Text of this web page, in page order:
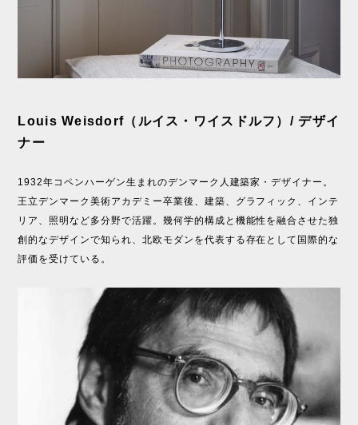
Louis Weisdorf（ルイス・ワイスドルフ）/ デザイ
ナー
1932年コペンハーゲン生まれのデンマーク人建築家・デザイナー。
王立デンマーク美術アカデミー卒業後、建築、グラフィック、インテ
リア、照明など多分野で活躍。幾何学的構成と機能性を融合させた独
創的なデザインで知られ、北欧モダンを代表する存在として国際的な
評価を受けている。